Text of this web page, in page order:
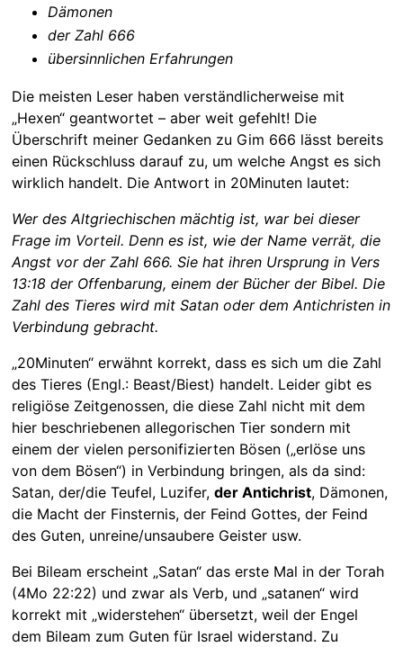
Dämonen
der Zahl 666
übersinnlichen Erfahrungen
Die meisten Leser haben verständlicherweise mit
„Hexen“ geantwortet – aber weit gefehlt! Die
Überschrift meiner Gedanken zu Gim 666 lässt bereits
einen Rückschluss darauf zu, um welche Angst es sich
wirklich handelt. Die Antwort in 20Minuten lautet:
Wer des Altgriechischen mächtig ist, war bei dieser
Frage im Vorteil. Denn es ist, wie der Name verrät, die
Angst vor der Zahl 666. Sie hat ihren Ursprung in Vers
13:18 der Offenbarung, einem der Bücher der Bibel. Die
Zahl des Tieres wird mit Satan oder dem Antichristen in
Verbindung gebracht.
„20Minuten“ erwähnt korrekt, dass es sich um die Zahl
des Tieres (Engl.: Beast/Biest) handelt. Leider gibt es
religiöse Zeitgenossen, die diese Zahl nicht mit dem
hier beschriebenen allegorischen Tier sondern mit
einem der vielen personifizierten Bösen („erlöse uns
von dem Bösen“) in Verbindung bringen, als da sind:
Satan, der/die Teufel, Luzifer, der Antichrist, Dämonen,
die Macht der Finsternis, der Feind Gottes, der Feind
des Guten, unreine/unsaubere Geister usw.
Bei Bileam erscheint „Satan“ das erste Mal in der Torah
(4Mo 22:22) und zwar als Verb, und „satanen“ wird
korrekt mit „widerstehen“ übersetzt, weil der Engel
dem Bileam zum Guten für Israel widerstand. Zu